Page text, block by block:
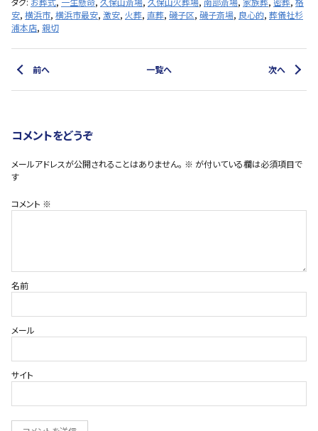
安, 横浜市, 横浜市最安, 激安, 火葬, 直葬, 磯子区, 磯子斎場, 良心的, 葬儀社杉
浦本店, 親切
前へ 一覧へ 次へ
コメントをどうぞ
メールアドレスが公開されることはありません。 ※ が付いている欄は必須項目で
す
コメント ※
名前
メール
サイト